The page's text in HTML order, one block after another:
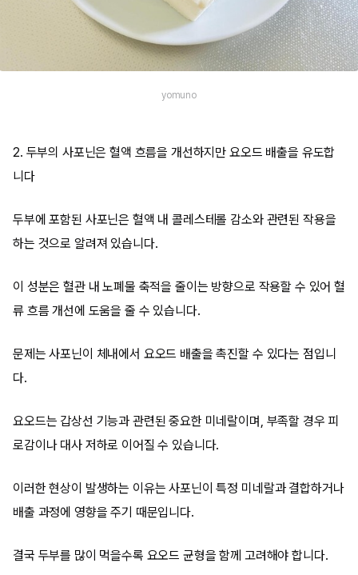
yomuno
2. 두부의 사포닌은 혈액 흐름을 개선하지만 요오드 배출을 유도합
니다
두부에 포함된 사포닌은 혈액 내 콜레스테롤 감소와 관련된 작용을
하는 것으로 알려져 있습니다.
이 성분은 혈관 내 노폐물 축적을 줄이는 방향으로 작용할 수 있어 혈
류 흐름 개선에 도움을 줄 수 있습니다.
문제는 사포닌이 체내에서 요오드 배출을 촉진할 수 있다는 점입니
다.
요오드는 갑상선 기능과 관련된 중요한 미네랄이며, 부족할 경우 피
로감이나 대사 저하로 이어질 수 있습니다.
이러한 현상이 발생하는 이유는 사포닌이 특정 미네랄과 결합하거나
배출 과정에 영향을 주기 때문입니다.
결국 두부를 많이 먹을수록 요오드 균형을 함께 고려해야 합니다.